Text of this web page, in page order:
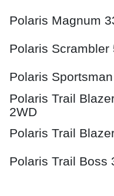
Polaris Magnum
Polaris Scrambler
Polaris
Polaris Trail
2WD
Polaris Trail
Polaris Trail Boss